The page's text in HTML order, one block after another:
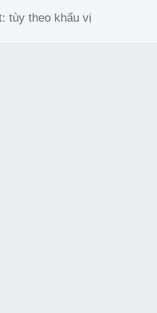
tùy theo khẩu vị